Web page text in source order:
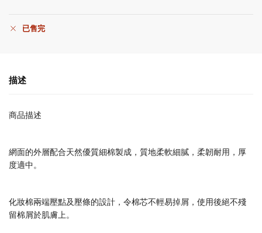
已售完
描述
商品描述
網面的外層配合天然優質細棉製成，質地柔軟細膩，柔韌耐用，厚
度適中。
化妝棉兩端壓點及壓條的設計，令棉芯不輕易掉屑，使用後絕不殘
留棉屑於肌膚上。